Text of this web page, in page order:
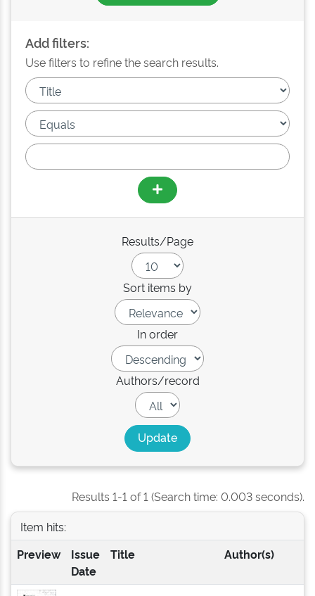
Add filters:
Use filters to refine the search results.
Results/Page
Sort items by
In order
Authors/record
Results 1-1 of 1 (Search time: 0.003 seconds).
Item hits:
Preview
Issue
Date
Title Author(s)